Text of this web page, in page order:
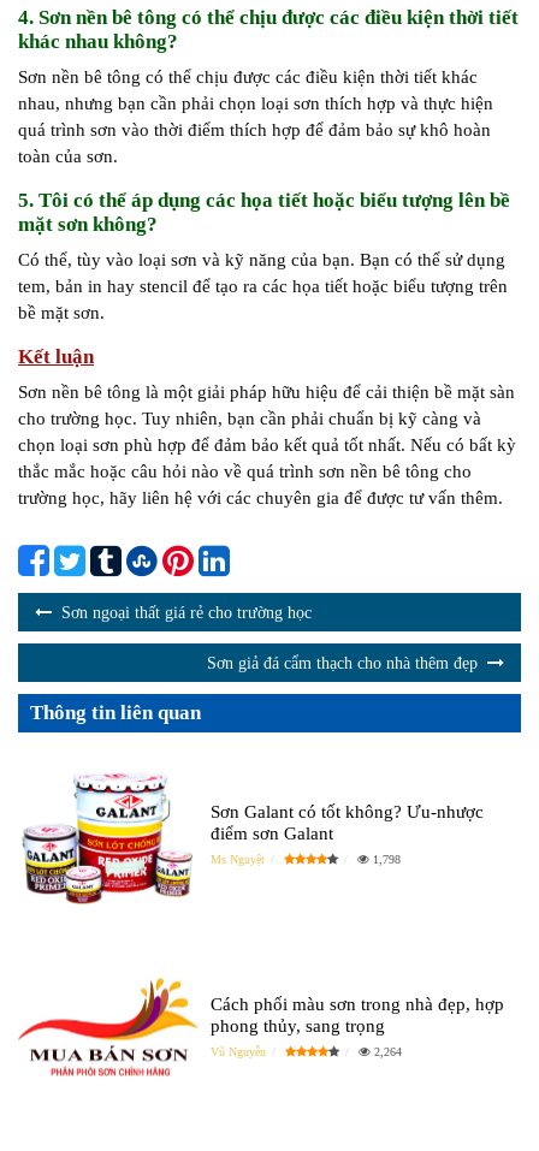
4. Sơn nền bê tông có thể chịu được các điều kiện thời tiết
khác nhau không?
Sơn nền bê tông có thể chịu được các điều kiện thời tiết khác
nhau, nhưng bạn cần phải chọn loại sơn thích hợp và thực hiện
quá trình sơn vào thời điểm thích hợp để đảm bảo sự khô hoàn
toàn của sơn.
5. Tôi có thể áp dụng các họa tiết hoặc biểu tượng lên bề
mặt sơn không?
Có thể, tùy vào loại sơn và kỹ năng của bạn. Bạn có thể sử dụng
tem, bản in hay stencil để tạo ra các họa tiết hoặc biểu tượng trên
bề mặt sơn.
Kết luận
Sơn nền bê tông là một giải pháp hữu hiệu để cải thiện bề mặt sàn
cho trường học. Tuy nhiên, bạn cần phải chuẩn bị kỹ càng và
chọn loại sơn phù hợp để đảm bảo kết quả tốt nhất. Nếu có bất kỳ
thắc mắc hoặc câu hỏi nào về quá trình sơn nền bê tông cho
trường học, hãy liên hệ với các chuyên gia để được tư vấn thêm.
Sơn ngoại thất giá rẻ cho trường học
Sơn giả đá cẩm thạch cho nhà thêm đẹp
Thông tin liên quan
Sơn Galant có tốt không? Ưu-nhược
điểm sơn Galant
Ms Nguyệt 1,798
Cách phối màu sơn trong nhà đẹp, hợp
phong thủy, sang trọng
Vũ Nguyễn 2,264